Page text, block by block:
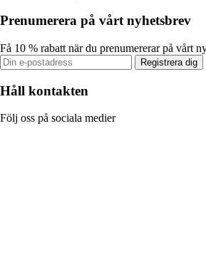
Prenumerera på vårt nyhetsbrev
Få 10 % rabatt när du prenumererar på vårt
Registrera dig
Håll kontakten
Följ oss på sociala medier